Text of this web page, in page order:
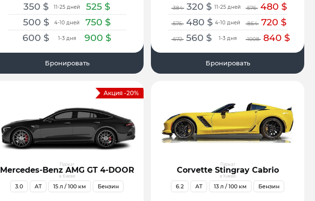
11-25 дней
350 $
4-10 дней
500 $
1-3 дня
600 $
525 $
750 $
900 $
Бронировать
11-25 дней
384 320 $
4-10 дней
576 480 $
1-3 дня
672 560 $
576 480 $
864 720 $
1008 840 $
Бронировать
Акция -20%
Прокат
Mercedes-Benz AMG GT 4-DOOR
в Киеве
3.0 AT 15 л / 100 км Бензин
Прокат
Corvette Stingray Cabrio
в Киеве
6.2 AT 13 л / 100 км Бензин